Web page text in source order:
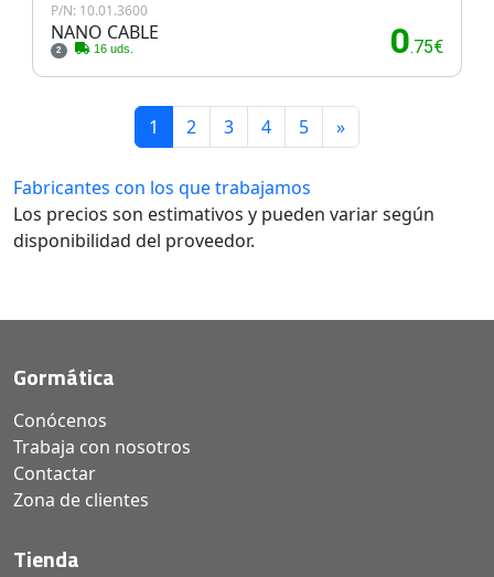
P/N: 10.01.3600
NANO CABLE
2 16 uds. 0.75€
1 2 3 4 5 »
Fabricantes con los que trabajamos
Los precios son estimativos y pueden variar según
disponibilidad del proveedor.
Gormática
Conócenos
Trabaja con nosotros
Contactar
Zona de clientes
Tienda